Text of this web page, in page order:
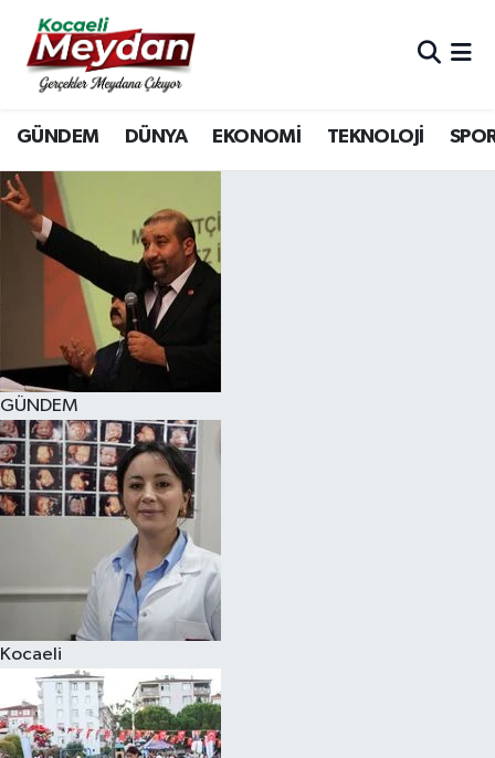
GÜNDEM DÜNYA EKONOMİ TEKNOLOJİ
GÜNDEM
Kocaeli
Nöbetçi Eczaneler
Hava Durumu
Trafik Durumu
Süper Lig Puan Durumu ve Fikstür
Tüm Manşetler
Son Dakika Haberleri
Haber Arşivi